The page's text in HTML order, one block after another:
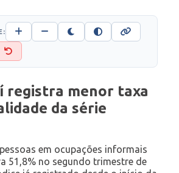
registra menor taxa
da série
em ocupações informais
51,8% no segundo trimestre de